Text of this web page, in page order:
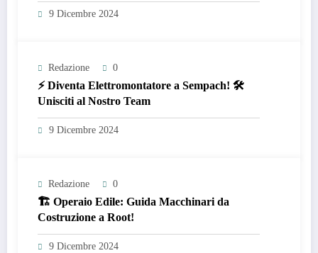
9 Dicembre 2024
Redazione 0
⚡ Diventa Elettromontatore a Sempach! 🛠️
Unisciti al Nostro Team
9 Dicembre 2024
Redazione 0
🏗️ Operaio Edile: Guida Macchinari da
Costruzione a Root!
9 Dicembre 2024